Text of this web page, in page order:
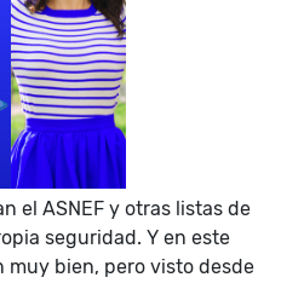
el ASNEF y otras listas de
seguridad. Y en este
bien, pero visto desde